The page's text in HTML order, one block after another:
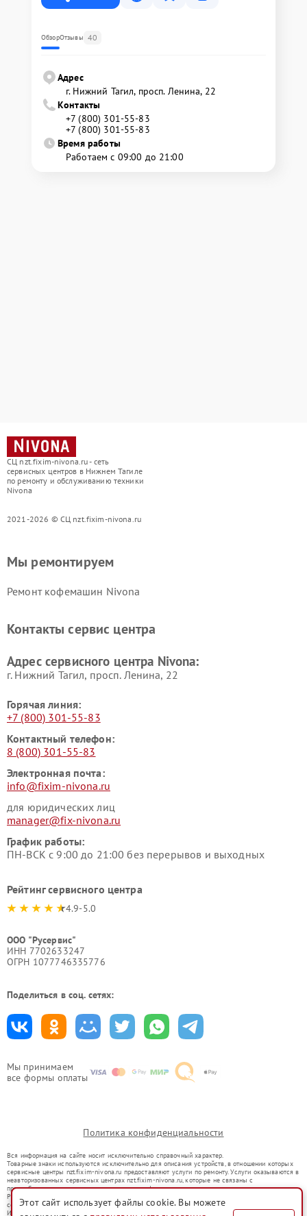
ОбзорОтзывы 40
Адрес
г. Нижний Тагил, просп. Ленина, 22
Контакты
+7 (800) 301-55-83
+7 (800) 301-55-83
Время работы
Работаем с 09:00 до 21:00
СЦ nzt.fixim-nivona.ru - сеть
сервисных центров в Нижнем Тагиле
по ремонту и обслуживанию техники
Nivona
2021-2026 © СЦ nzt.fixim-nivona.ru
Мы принимаем
все формы оплаты
Мы ремонтируем
Ремонт кофемашин Nivona
Контакты сервис центра
Адрес сервисного центра Nivona:
г. Нижний Тагил, просп. Ленина, 22
Горячая линия:
+7 (800) 301-55-83
Контактный телефон:
8 (800) 301-55-83
Электронная почта:
info@fixim-nivona.ru
для юридических лиц
manager@fix-nivona.ru
График работы:
ПН-ВСК с 9:00 до 21:00 без перерывов и выходных
Рейтинг сервисного центра
4.9-5.0
ООО "Русервис"
ИНН 7702633247
ОГРН 1077746335776
Поделиться в соц. сетях:
Политика конфиденциальности
Вся информация на сайте носит исключительно справочный характер.
Товарные знаки используются исключительно для описания устройств, в отношении которых
сервисные центры nzt.fixim-nivona.ru предоставляют услуги по ремонту. Услуги оказываются в
неавторизованных сервисных центрах nzt.fixim-nivona.ru, которые не связаны с
правообладателями товарных знаков или их официальными представителями.
Ремонт осуществляется для устройств, уже введенных в гражданский оборот в соответствии
со статьей 1487 ГК РФ.
Использование товарных знаков не преследует цели индивидуализации услуг или введения
Этот сайт использует файлы cookie. Вы можете